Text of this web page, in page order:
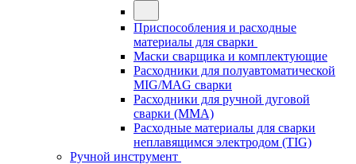
Приспособления и расходные
материалы для сварки
Маски сварщика и комплектующие
Расходники для полуавтоматической
MIG/MAG сварки
Расходники для ручной дуговой
сварки (MMA)
Расходные материалы для сварки
неплавящимся электродом (TIG)
Ручной инструмент